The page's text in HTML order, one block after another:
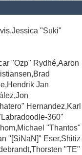
"Suki"
"Ozp" Rydhé,Aaron
Jan
Hernandez,Karl
360"
"Thantos"
"[SiNaN]" Eser,Shitiz
"TE"